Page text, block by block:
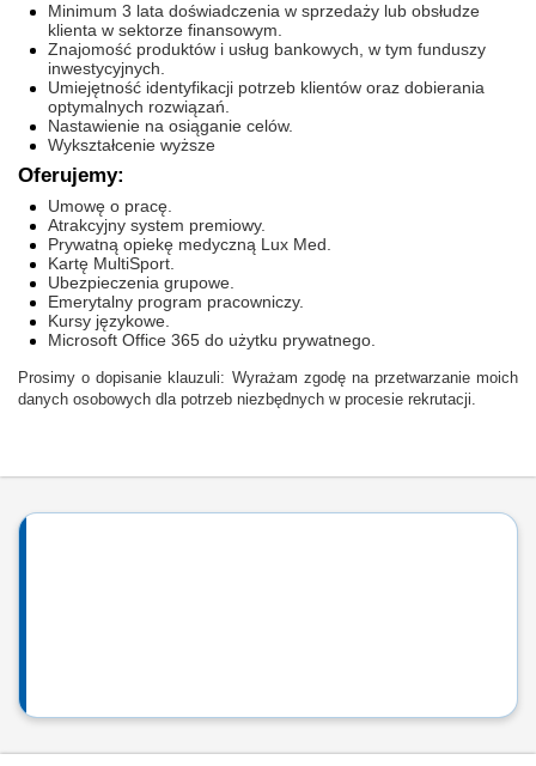
Minimum 3 lata doświadczenia w sprzedaży lub obsłudze
klienta w sektorze finansowym.
Znajomość produktów i usług bankowych, w tym funduszy
inwestycyjnych.
Umiejętność identyfikacji potrzeb klientów oraz dobierania
optymalnych rozwiązań.
Nastawienie na osiąganie celów.
Wykształcenie wyższe
Oferujemy:
Umowę o pracę.
Atrakcyjny system premiowy.
Prywatną opiekę medyczną Lux Med.
Kartę MultiSport.
Ubezpieczenia grupowe.
Emerytalny program pracowniczy.
Kursy językowe.
Microsoft Office 365 do użytku prywatnego.
Prosimy o dopisanie klauzuli: Wyrażam zgodę na przetwarzanie moich
danych osobowych dla potrzeb niezbędnych w procesie rekrutacji.